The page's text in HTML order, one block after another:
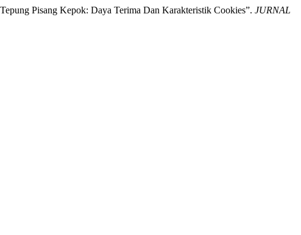
Pisang Kepok: Daya Terima Dan Karakteristik Cookies”. JURNAL